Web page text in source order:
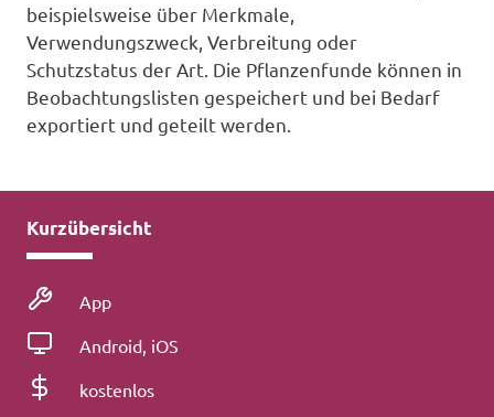
beispielsweise über Merkmale,
Verwendungszweck, Verbreitung oder
Schutzstatus der Art. Die Pflanzenfunde können in
Beobachtungslisten gespeichert und bei Bedarf
exportiert und geteilt werden.
Kurzübersicht
Medienart
App
Betriebssystem
Android, iOS
Kosten
kostenlos